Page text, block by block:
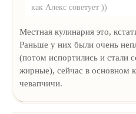
как Алекс советует ))
Местная кулинария это,
Раньше у них были очень
(потом испортились и стали
жирные), сейчас в основном
чевапчичи.